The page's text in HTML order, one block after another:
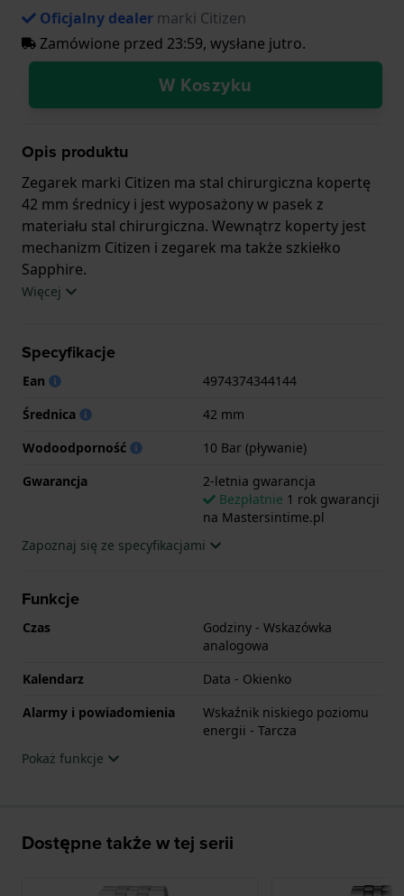
Oficjalny dealer marki Citizen
Zamówione przed 23:59, wysłane jutro.
W Koszyku
Opis produktu
Zegarek marki Citizen ma stal chirurgiczna kopertę
42 mm średnicy i jest wyposażony w pasek z
materiału stal chirurgiczna. Wewnątrz koperty jest
mechanizm Citizen i zegarek ma także szkiełko
Sapphire.
gwarancja.
Więcej
Specyfikacje
Ean
4974374344144
Średnica
42 mm
Wodoodporność
10 Bar (pływanie)
Gwarancja
2-letnia gwarancja
Bezpłatnie 1 rok gwarancji
na Mastersintime.pl
Zapoznaj się ze specyfikacjami
Funkcje
Czas
Godziny - Wskazówka
analogowa
Kalendarz
Data - Okienko
Alarmy i powiadomienia
Wskaźnik niskiego poziomu
energii - Tarcza
Pokaż funkcje
Dostępne także w tej serii